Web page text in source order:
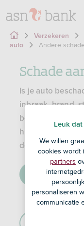
Verzekeren
auto
Andere schade
Schade
Is je auto
inbraak, brand,
ben je ergens
hiervoor bent
doorgeeft.
Direct
Leuk
We willen
cookies wordt
partners
personaliseren
communicatie